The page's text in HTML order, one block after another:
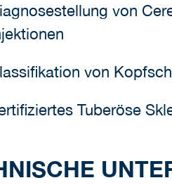
von
von
Tuberöse